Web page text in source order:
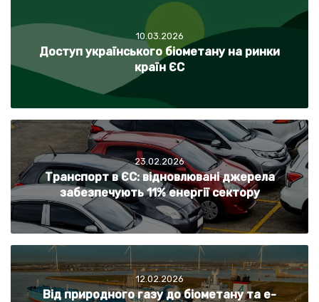
10.03.2026
Доступ українського біометану на ринки
країн ЄС
23.02.2026
Транспорт в ЄС: відновлювані джерела
забезпечують 11% енергії сектору
12.02.2026
Від природного газу до біометану та е-